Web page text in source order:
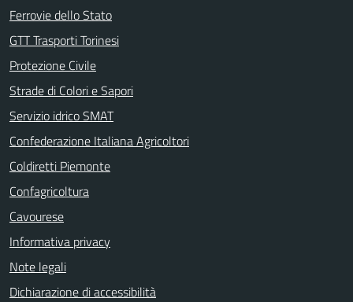
Ferrovie dello Stato
GTT Trasporti Torinesi
Protezione Civile
Strade di Colori e Sapori
Servizio idrico SMAT
Confederazione Italiana Agricoltori
Coldiretti Piemonte
Confagricoltura
Cavourese
Informativa privacy
Note legali
Dichiarazione di accessibilità